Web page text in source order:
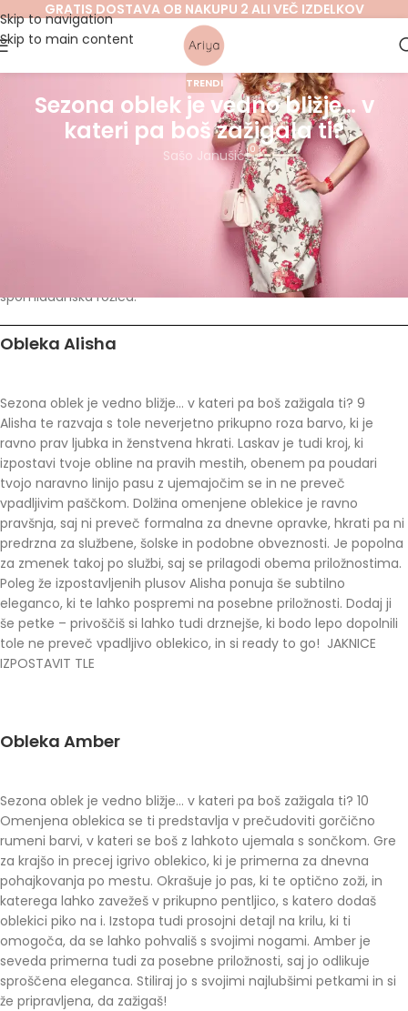
Skip to navigation
Skip to main content
GRATIS DOSTAVA OB NAKUPU 2 ALI VEČ IZDELKOV
TRENDI
Sezona oblek je vedno bližje… v
kateri pa boš zažigala ti?
Sašo Janušić 0
Spomladanski sončni žarki nas že razvajajo in nas napeljujejo k
noro luštkanim lahkotnim oblekicam, ki poživijo vsako žensko in
jo začinijo z ženstvenostjo. Pomlad je prišla tudi v Ariyo, s sabo
pa je prinesla še modne obleke vseh velikosti, krojev, barv in
vzorcev. Med njimi moraš nujno pobrskati tudi ti, saj ti Ariya
obljublja, da se boš v njih počutila kot najlepše razcvetena
spomladanska rožica.
Obleka Alisha
Sezona oblek je vedno bližje… v kateri pa boš zažigala ti? 9
Alisha te razvaja s tole neverjetno prikupno roza barvo, ki je
ravno prav ljubka in ženstvena hkrati. Laskav je tudi kroj, ki
izpostavi tvoje obline na pravih mestih, obenem pa poudari
tvojo naravno linijo pasu z ujemajočim se in ne preveč
vpadljivim paščkom. Dolžina omenjene oblekice je ravno
pravšnja, saj ni preveč formalna za dnevne opravke, hkrati pa ni
predrzna za službene, šolske in podobne obveznosti. Je popolna
za zmenek takoj po službi, saj se prilagodi obema priložnostima.
Poleg že izpostavljenih plusov Alisha ponuja še subtilno
eleganco, ki te lahko pospremi na posebne priložnosti. Dodaj ji
še petke – privoščiš si lahko tudi drznejše, ki bodo lepo dopolnili
tole ne preveč vpadljivo oblekico, in si ready to go! JAKNICE
IZPOSTAVIT TLE
Obleka Amber
Sezona oblek je vedno bližje… v kateri pa boš zažigala ti? 10
Omenjena oblekica se ti predstavlja v prečudoviti gorčično
rumeni barvi, v kateri se boš z lahkoto ujemala s sončkom. Gre
za krajšo in precej igrivo oblekico, ki je primerna za dnevna
pohajkovanja po mestu. Okrašuje jo pas, ki te optično zoži, in
katerega lahko zavežeš v prikupno pentljico, s katero dodaš
oblekici piko na i. Izstopa tudi prosojni detajl na krilu, ki ti
omogoča, da se lahko pohvališ s svojimi nogami. Amber je
seveda primerna tudi za posebne priložnosti, saj jo odlikuje
sproščena eleganca. Stiliraj jo s svojimi najlubšimi petkami in si
že pripravljena, da zažigaš!